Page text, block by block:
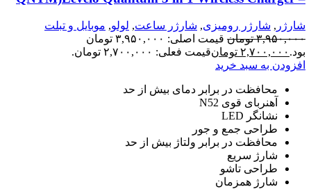
شارژر , شارژر رومیزی, شارژر ساعت, لولو, موبایل و تبلت
۳,۹۵۰,۰۰۰ تومان
قیمت اصلی: ۳,۹۵۰,۰۰۰ تومان
بود. ۲,۷۰۰,۰۰۰ تومانقیمت فعلی: ۲,۷۰۰,۰۰۰ تومان.
افزودن به سبد خرید
محافظت در برابر دمای بیش از حد
آهنربای قوی N52
نشانگر LED
طراحی جمع و جور
محافظت در برابر ولتاژ بیش از حد
شارژ سریع
طراحی تاشو
شارژ همزمان